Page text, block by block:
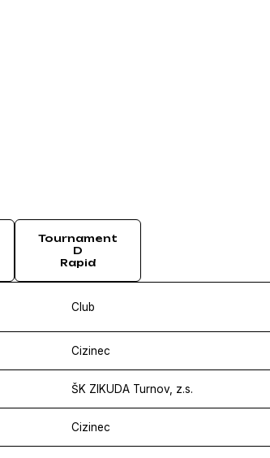
Tournament
D
Rapid
Club
Cizinec
ŠK ZIKUDA Turnov, z.s.
Cizinec